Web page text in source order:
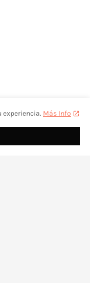
experiencia. Más Info